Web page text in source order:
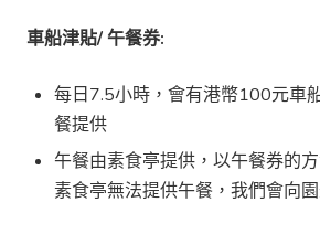
車船津貼/ 午餐券:
每日7.5小時，會有港幣100元車
餐提供
午餐由素食亭提供，以午餐券的
素食亭無法提供午餐，我們會向